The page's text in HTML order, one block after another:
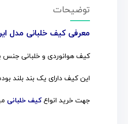
توضیحات
معرفی کیف خلبانی مدل
کیف هوانوردی و خلبانی جنس
این کیف دارای یک بند بلند
جهت خرید انواع کیف خلبانی